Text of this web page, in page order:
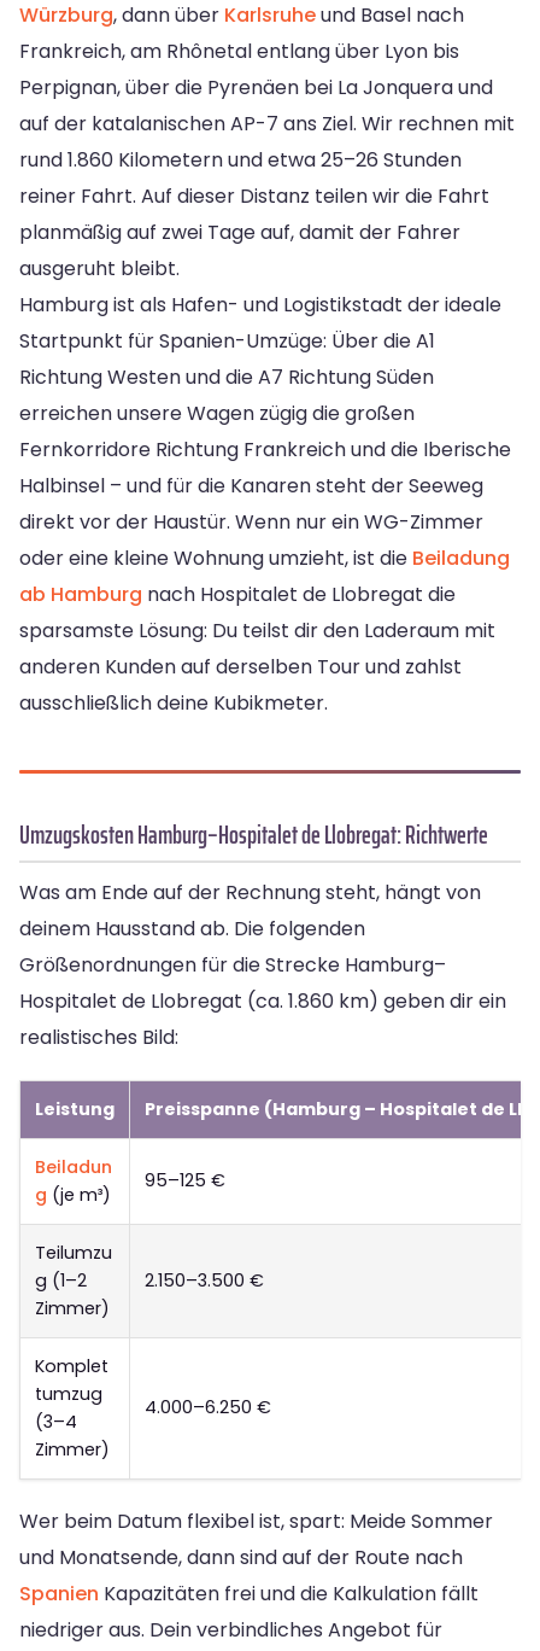
Würzburg, dann über Karlsruheund Basel nach
Frankreich, am Rhônetal entlang über Lyon bis
Perpignan, über die Pyrenäen bei La Jonquera und
auf der katalanischen AP-7 ans Ziel. Wir rechnen mit
rund 1.860 Kilometern und etwa 25–26 Stunden
reiner Fahrt. Auf dieser Distanz teilen wir die Fahrt
planmäßig auf zwei Tage auf, damit der Fahrer
ausgeruht bleibt.
Hamburg ist als Hafen- und Logistikstadt der ideale
Startpunkt für Spanien-Umzüge: Über die A1
Richtung Westen und die A7 Richtung Süden
erreichen unsere Wagen zügig die großen
Fernkorridore Richtung Frankreich und die Iberische
Halbinsel – und für die Kanaren steht der Seeweg
direkt vor der Haustür. Wenn nur ein WG-Zimmer
oder eine kleine Wohnung umzieht, ist die Beiladung
ab Hamburg nach Hospitalet de Llobregat die
sparsamste Lösung: Du teilst dir den Laderaum mit
anderen Kunden auf derselben Tour und zahlst
ausschließlich deine Kubikmeter.
Umzugskosten Hamburg–Hospitalet de Llobregat: Richtwerte
Was am Ende auf der Rechnung steht, hängt von
deinem Hausstand ab. Die folgenden
Größenordnungen für die Strecke Hamburg–
Hospitalet de Llobregat (ca. 1.860 km) geben dir ein
realistisches Bild:
Leistung Preisspanne (Hamburg – Hospitalet de
Beiladun
g (je m³)
95–125 €
Teilumzu
g (1–2
Zimmer)
2.150–3.500 €
Komplet
tumzug
(3–4
Zimmer)
4.000–6.250 €
Wer beim Datum flexibel ist, spart: Meide Sommer
und Monatsende, dann sind auf der Route nach
Spanien Kapazitäten frei und die Kalkulation fällt
niedriger aus. Dein verbindliches Angebot für